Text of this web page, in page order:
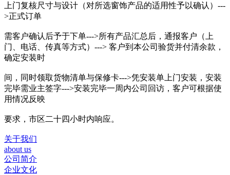
上门复核尺寸与设计（对所选窗饰产品的适用性予以确认）---
>正式订单
需客户确认后予于下单--->所有产品汇总后，通报客户（上
门、电话、传真等方式）---> 客户到本公司验货并付清余款，
确定安装时
间，同时领取货物清单与保修卡--->凭安装单上门安装，安装
完毕需业主签字--->安装完毕一周内公司回访，客户可根据使
用情况反映
要求，市区二十四小时内响应。
关于我们
about us
公司简介
企业文化